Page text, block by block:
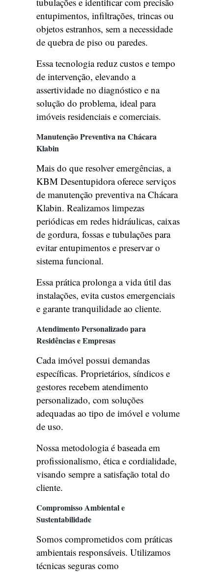
entupimentos, infiltrações, trincas ou
objetos estranhos, sem a necessidade
de quebra de piso ou paredes.
Essa tecnologia reduz custos e tempo
de intervenção, elevando a
assertividade no diagnóstico e na
solução do problema, ideal para
imóveis residenciais e comerciais.
Manutenção Preventiva na Chácara
Klabin
Mais do que resolver emergências, a
KBM Desentupidora oferece serviços
de manutenção preventiva na Chácara
Klabin. Realizamos limpezas
periódicas em redes hidráulicas, caixas
de gordura, fossas e tubulações para
evitar entupimentos e preservar o
sistema funcional.
Essa prática prolonga a vida útil das
instalações, evita custos emergenciais
e garante tranquilidade ao cliente.
Atendimento Personalizado para
Residências e Empresas
Cada imóvel possui demandas
específicas. Proprietários, síndicos e
gestores recebem atendimento
personalizado, com soluções
adequadas ao tipo de imóvel e volume
de uso.
Nossa metodologia é baseada em
profissionalismo, ética e cordialidade,
visando sempre a satisfação total do
cliente.
Compromisso Ambiental e
Sustentabilidade
Somos comprometidos com práticas
ambientais responsáveis. Utilizamos
técnicas seguras como